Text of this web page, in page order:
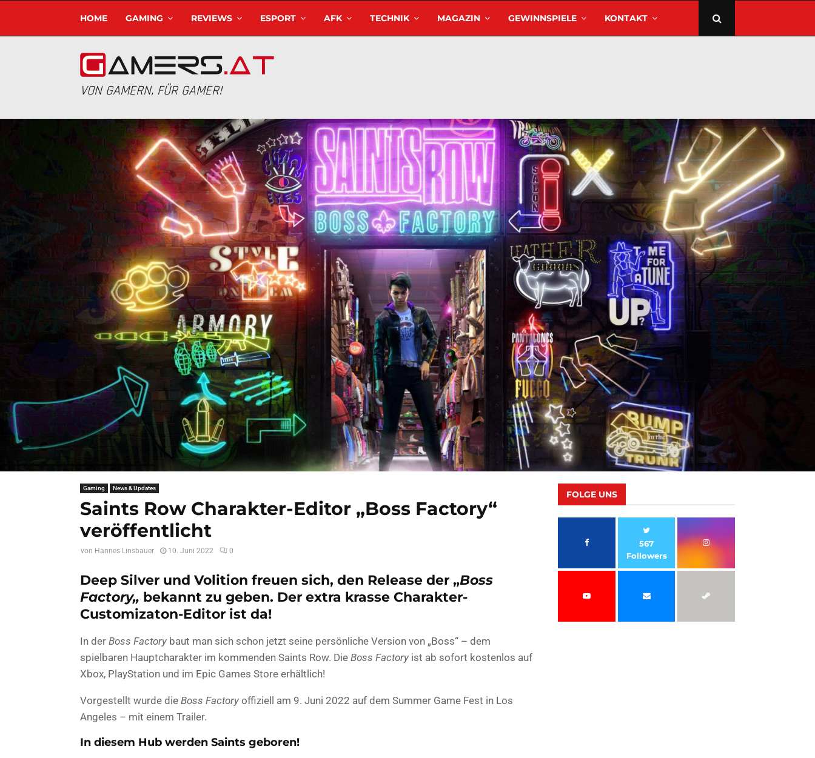
HOME GAMING REVIEWS ESPORT AFK TECHNIK MAGAZIN GEWINNSPIELE KONTAKT
VON GAMERN, FÜR GAMER!
Gaming News & Updates
Saints Row Charakter-Editor „Boss Factory“
veröffentlicht
von Hannes Linsbauer 10. Juni 2022 0
Deep Silver und Volition freuen sich, den Release der „Boss
Factory„ bekannt zu geben. Der extra krasse Charakter-
Customizaton-Editor ist da!
In der Boss Factory baut man sich schon jetzt seine persönliche Version von „Boss“ – dem
spielbaren Hauptcharakter im kommenden Saints Row. Die Boss Factory ist ab sofort kostenlos auf
Xbox, PlayStation und im Epic Games Store erhältlich!
Vorgestellt wurde die Boss Factory offiziell am 9. Juni 2022 auf dem Summer Game Fest in Los
Angeles – mit einem Trailer.
In diesem Hub werden Saints geboren!
FOLGE UNS
567
Followers